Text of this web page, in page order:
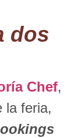
dos
Chef,
la feria,